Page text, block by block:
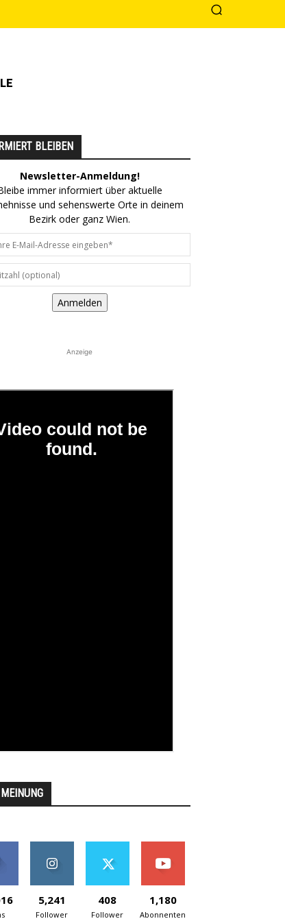
BLEIBEN
Newsletter-Anmeldung!
immer informiert über aktuelle
und sehenswerte Orte in deinem
Bezirk oder ganz Wien.
Anmelden
Anzeige
5,241
Follower
408
Follower
1,180
Abonnenten